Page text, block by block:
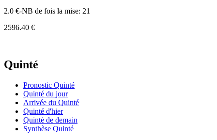
2.0 €-NB de fois la mise: 21
2596.40 €
Quinté
Pronostic Quinté
Quinté du jour
Arrivée du Quinté
Quinté d'hier
Quinté de demain
Synthèse Quinté